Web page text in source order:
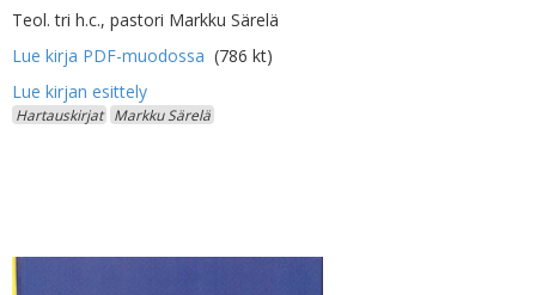
Teol. tri h.c., pastori Markku Särelä
Lue kirja PDF-muodossa (786 kt)
Hartauskirjat Markku Särelä